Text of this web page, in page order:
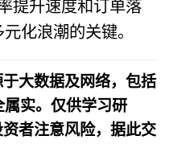
提升速度和订单落
化浪潮的关键。
大数据及网络，包括
实。仅供学习研
者注意风险，据此交